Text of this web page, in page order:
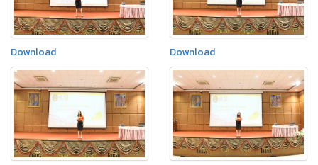
Download Download